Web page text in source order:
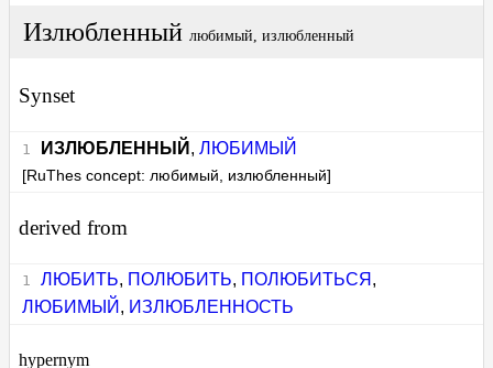
Излюбленный любимый, излюбленный
Synset
ИЗЛЮБЛЕННЫЙ , ЛЮБИМЫЙ
[RuThes concept: любимый, излюбленный]
derived from
ЛЮБИТЬ, ПОЛЮБИТЬ, ПОЛЮБИТЬСЯ ,
ЛЮБИМЫЙ , ИЗЛЮБЛЕННОСТЬ
hypernym